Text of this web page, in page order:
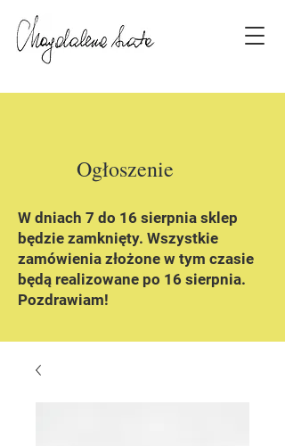
Ogłoszenie
W dniach 7 do 16 sierpnia sklep
będzie zamknięty. Wszystkie
zamówienia złożone w tym czasie
będą realizowane po 16 sierpnia.
Pozdrawiam!